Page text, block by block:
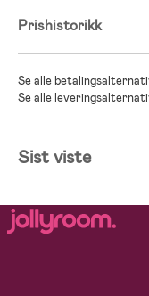
Prishistorikk
Se alle
Se alle
Sist viste